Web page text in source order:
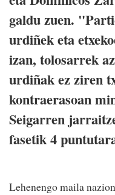
galdu zuen.
urdiñek eta
izan, tolosarrek
urdiñak ez ziren
kontraerasoan
Seigarren
fasetik 4
Lehenengo maila